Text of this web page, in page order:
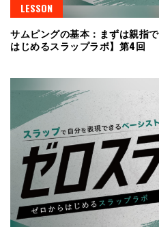
LESSON
サムピングの基本：まずは親指
はじめるスラップラボ】第4回